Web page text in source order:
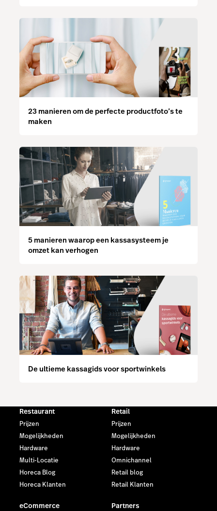
23 manieren om de perfecte productfoto’s te
maken
5 manieren waarop een kassasysteem je
omzet kan verhogen
De ultieme kassagids voor sportwinkels
Restaurant
Prijzen
Mogelijkheden
Hardware
Multi-Locatie
Horeca Blog
Horeca Klanten
Retail
Prijzen
Mogelijkheden
Hardware
Omnichannel
Retail blog
Retail Klanten
eCommerce Partners